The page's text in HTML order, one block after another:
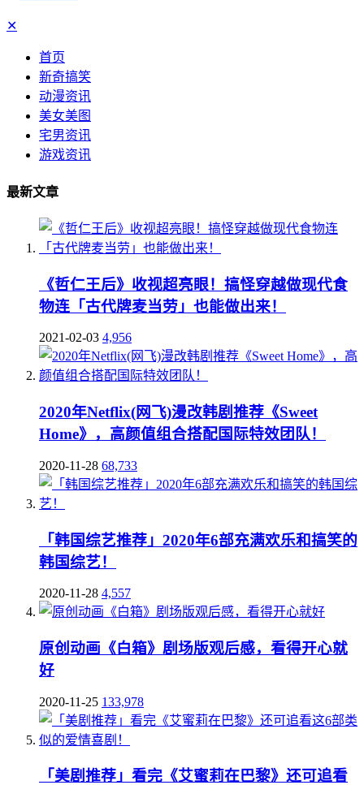
✕
首页
新奇搞笑
动漫资讯
美女美图
宅男资讯
游戏资讯
最新文章
《哲仁王后》收视超亮眼！搞怪穿越做现代食
物连「古代牌麦当劳」也能做出来！
2021-02-03 4,956
2020年Netflix(网飞)漫改韩剧推荐《Sweet
Home》，高颜值组合搭配国际特效团队！
2020-11-28 68,733
「韩国综艺推荐」2020年6部充满欢乐和搞笑的
韩国综艺！
2020-11-28 4,557
原创动画《白箱》剧场版观后感，看得开心就
好
2020-11-25 133,978
「美剧推荐」看完《艾蜜莉在巴黎》还可追看